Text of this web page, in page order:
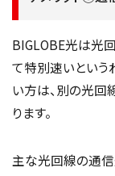
BIGLOBE光は光
て特別速いという
い方は、別の光
ります。
主な光回線の通信